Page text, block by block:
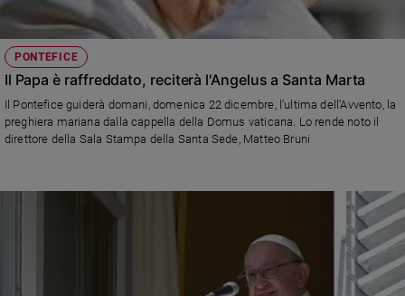
PONTEFICE
Il Papa è raffreddato, reciterà l'Angelus a Santa Marta
Il Pontefice guiderà domani, domenica 22 dicembre, l'ultima dell'Avvento, la
preghiera mariana dalla cappella della Domus vaticana. Lo rende noto il
direttore della Sala Stampa della Santa Sede, Matteo Bruni